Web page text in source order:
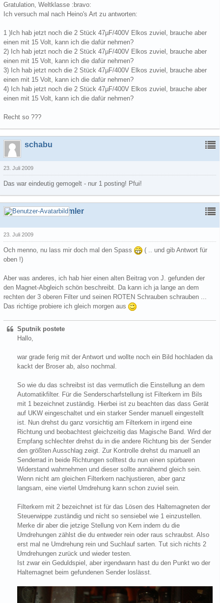
Gratulation, Weltklasse :bravo:
Ich versuch mal nach Heino's Art zu antworten:
1 )Ich hab jetzt noch die 2 Stück 47µF/400V Elkos zuviel, brauche aber
einen mit 15 Volt, kann ich die dafür nehmen?
2) Ich hab jetzt noch die 2 Stück 47µF/400V Elkos zuviel, brauche aber
einen mit 15 Volt, kann ich die dafür nehmen?
3) Ich hab jetzt noch die 2 Stück 47µF/400V Elkos zuviel, brauche aber
einen mit 15 Volt, kann ich die dafür nehmen?
4) Ich hab jetzt noch die 2 Stück 47µF/400V Elkos zuviel, brauche aber
einen mit 15 Volt, kann ich die dafür nehmen?
Recht so ???
schabu
23. Juli 2009
Das war eindeutig gemogelt - nur 1 posting! Pfui!
Schrottsammler
23. Juli 2009
Och menno, nu lass mir doch mal den Spass
( .. und gib Antwort für
oben !)
Aber was anderes, ich hab hier einen alten Beitrag von J. gefunden der
den Magnet-Abgleich schön beschreibt. Da kann ich ja lange an dem
rechten der 3 oberen Filter und seinen ROTEN Schrauben schrauben ...
Das richtige probiere ich gleich morgen aus
Sputnik postete
Hallo,
war grade ferig mit der Antwort und wollte noch ein Bild hochladen da
kackt der Broser ab, also nochmal.
So wie du das schreibst ist das vermutlich die Einstellung an dem
Automatikfilter. Für die Senderscharfstellung ist Filterkern im Bils
mit 1 bezeichnet zuständig. Hierbei ist zu beachten das dass Gerät
auf UKW eingeschaltet und ein starker Sender manuell eingestellt
ist. Nun drehst du ganz vorsichtig am Filterkern in irgend eine
Richtung und beobachtest gleichzeitig das Magische Band. Wird der
Empfang schlechter drehst du in die andere Richtung bis der Sender
den größten Ausschlag zeigt. Zur Kontrolle drehst du manuell an
Senderrad in beide Richtungen solltest du nun einen spürbaren
Widerstand wahrnehmen und dieser sollte annähernd gleich sein.
Wenn nicht am gleichen Filterkern nachjustieren, aber ganz
langsam, eine viertel Umdrehung kann schon zuviel sein.
Filterkern mit 2 bezeichnet ist für das Lösen des Haltemagneten der
Steuerwippe zuständig und nicht so sensiebel wie 1 einzustellen.
Merke dir aber die jetzige Stellung von Kern indem du die
Umdrehungen zählst die du entweder rein oder raus schraubst. Also
erst mal ne Umdrehung rein und Suchlauf sarten. Tut sich nichts 2
Umdrehungen zurück und wieder testen.
Ist zwar ein Geduldspiel, aber irgendwann hast du den Punkt wo der
Haltemagnet beim gefundenen Sender loslässt.